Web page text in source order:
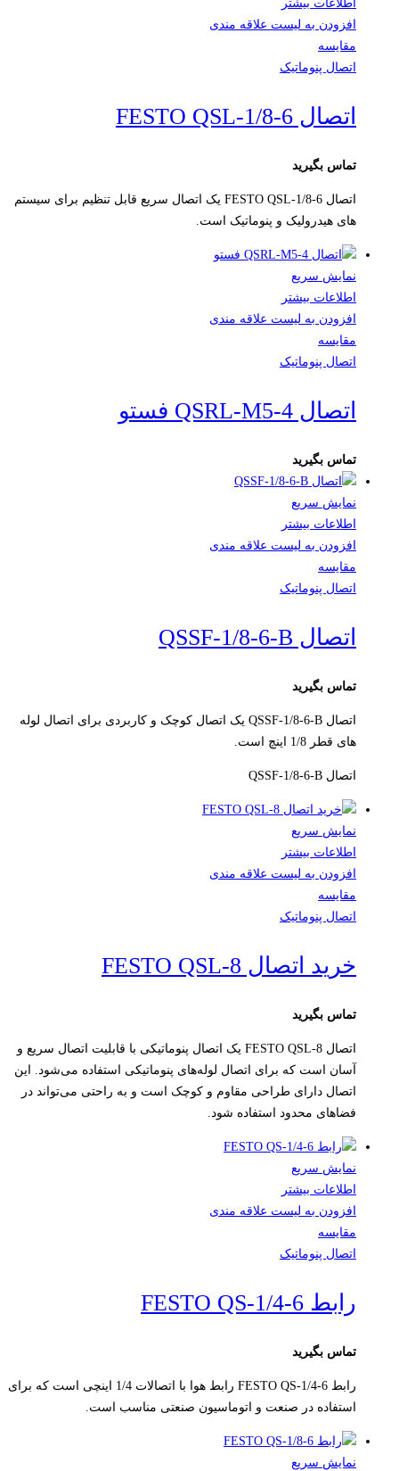
اطلاعات بیشتر
افزودن به لیست علاقه مندی
مقایسه
اتصال پنوماتیک
اتصال FESTO QSL-1/8-6
تماس بگیرید
اتصال FESTO QSL-1/8-6 یک اتصال سریع قابل تنظیم برای سیستم
های هیدرولیک و پنوماتیک است.
نمایش سریع
اطلاعات بیشتر
افزودن به لیست علاقه مندی
مقایسه
اتصال پنوماتیک
اتصال QSRL-M5-4 فستو
تماس بگیرید
نمایش سریع
اطلاعات بیشتر
افزودن به لیست علاقه مندی
مقایسه
اتصال پنوماتیک
اتصال QSSF-1/8-6-B
تماس بگیرید
اتصال QSSF-1/8-6-B یک اتصال کوچک و کاربردی برای اتصال لوله
های قطر 1/8 اینچ است.
اتصال QSSF-1/8-6-B
نمایش سریع
اطلاعات بیشتر
افزودن به لیست علاقه مندی
مقایسه
اتصال پنوماتیک
خرید اتصال FESTO QSL-8
تماس بگیرید
اتصال FESTO QSL-8 یک اتصال پنوماتیکی با قابلیت اتصال سریع و
آسان است که برای اتصال لوله‌های پنوماتیکی استفاده می‌شود. این
اتصال دارای طراحی مقاوم و کوچک است و به راحتی می‌تواند در
فضاهای محدود استفاده شود.
نمایش سریع
اطلاعات بیشتر
افزودن به لیست علاقه مندی
مقایسه
اتصال پنوماتیک
رابط FESTO QS-1/4-6
تماس بگیرید
رابط FESTO QS-1/4-6 رابط هوا با اتصالات 1/4 اینچی است که برای
استفاده در صنعت و اتوماسیون صنعتی مناسب است.
نمایش سریع